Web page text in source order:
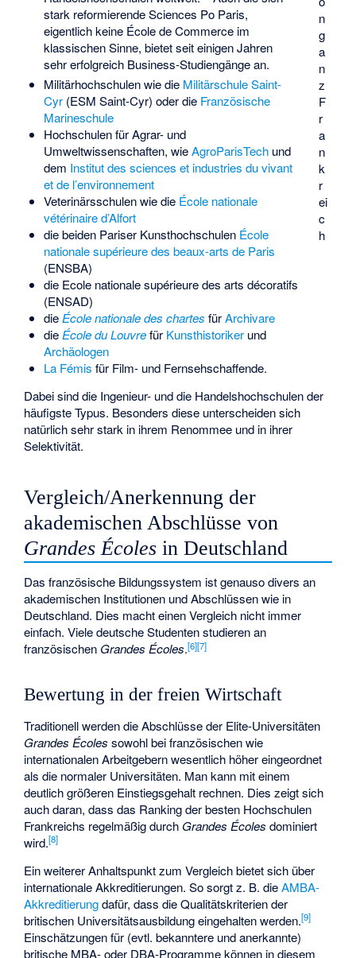
n
g
a
n
z
F
r
a
n
k
r
ei
c
h
stark reformierende Sciences Po Paris,
eigentlich keine École de Commerce im
klassischen Sinne, bietet seit einigen Jahren
sehr erfolgreich Business-Studiengänge an.
Militärhochschulen wie die Militärschule Saint-
Cyr(ESM Saint-Cyr) oder die Französische
Marineschule
Hochschulen für Agrar- und
Umweltwissenschaften, wieAgroParisTechund
dem Institut des sciences et industries du vivant
et de l’environnement
Veterinärsschulen wie die École nationale
vétérinaire d’Alfort
die beiden Pariser Kunsthochschulen École
nationale supérieure des beaux-arts de Paris
(ENSBA)
die Ecole nationale supérieure des arts décoratifs
(ENSAD)
die École nationale des chartes fürArchivare
die École du Louvrefür Kunsthistorikerund
Archäologen
La Fémis für Film- und Fernsehschaffende.
Dabei sind die Ingenieur- und die Handelshochschulen der
häufigste Typus. Besonders diese unterscheiden sich
natürlich sehr stark in ihrem Renommee und in ihrer
Selektivität.
Vergleich/Anerkennung der
akademischen Abschlüsse von
Grandes Écoles in Deutschland
Das französische Bildungssystem ist genauso divers an
akademischen Institutionen und Abschlüssen wie in
Deutschland. Dies macht einen Vergleich nicht immer
einfach. Viele deutsche Studenten studieren an
französischen Grandes Écoles.[6][7]
Bewertung in der freien Wirtschaft
Traditionell werden die Abschlüsse der Elite-Universitäten
Grandes Écoles sowohl bei französischen wie
internationalen Arbeitgebern wesentlich höher eingeordnet
als die normaler Universitäten. Man kann mit einem
deutlich größeren Einstiegsgehalt rechnen. Dies zeigt sich
auch daran, dass das Ranking der besten Hochschulen
Frankreichs regelmäßig durch Grandes Écoles dominiert
wird.[8]
Ein weiterer Anhaltspunkt zum Vergleich bietet sich über
internationale Akkreditierungen. So sorgt z. B. dieAMBA-
Akkreditierungdafür, dass die Qualitätskriterien der
britischen Universitätsausbildung eingehalten werden.[9]
Einschätzungen für (evtl. bekanntere und anerkannte)
britische MBA- oder DBA-Programme können in diesem